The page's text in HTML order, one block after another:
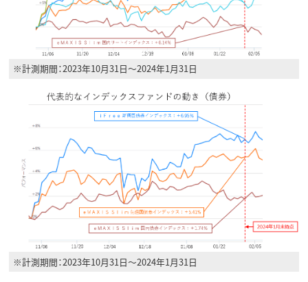
※計測期間：2023年10月31日～2024年1月31日
※計測期間：2023年10月31日～2024年1月31日